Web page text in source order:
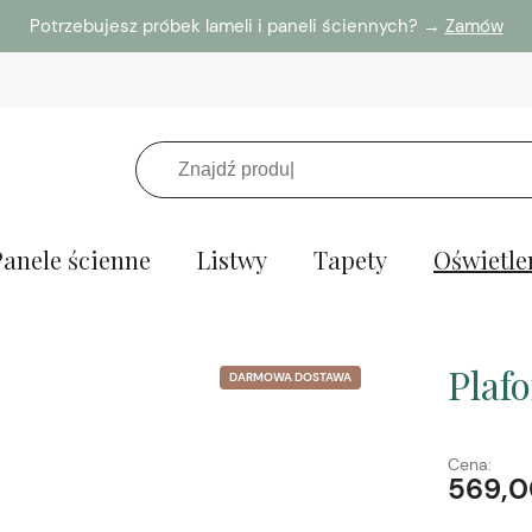
Potrzebujesz próbek lameli i paneli ściennych? → Zamów
ścienne Listwy Tapety
DARMOWA DOSTAWA
Cena: